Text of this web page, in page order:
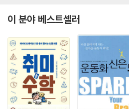
이 분야 베스트셀러